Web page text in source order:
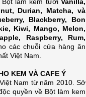
Durian, Matcha, và
Blackberry, Bon
Kiwi, Mango, Melon,
Raspberry, Rum,
các chuỗi cửa hàng ăn
Việt Nam.
KEM VÀ CAFE Ý
Nam từ năm 2010. Sở
quyền về Bột làm kem